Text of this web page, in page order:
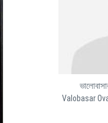
Valobasar